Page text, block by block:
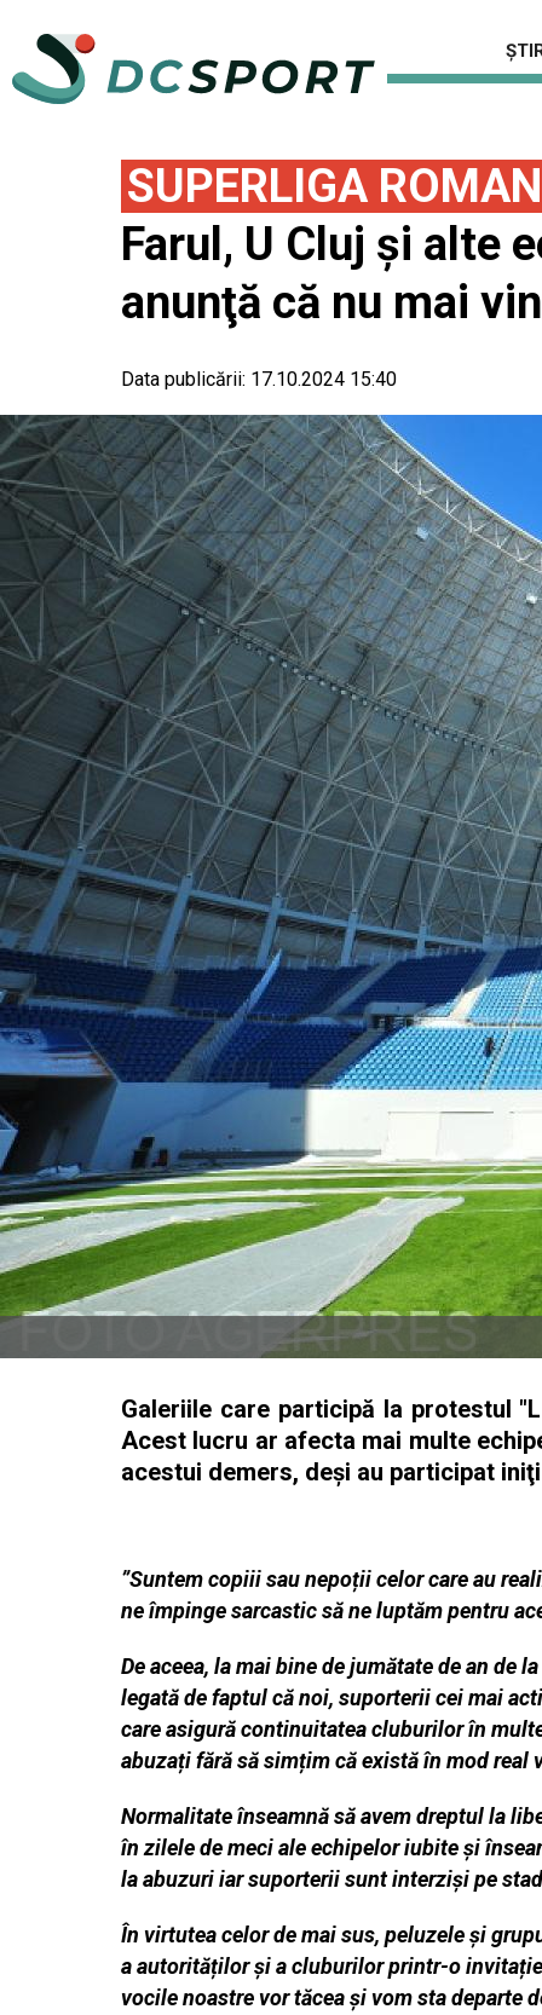
SUPERLIGA
Farul, U Cluj şi alte
anunţă că nu mai
Data publicării: 17.10.2024 15:40
Galeriile care participă la protestul
Acest lucru ar afecta mai multe
acestui demers, deşi au participat
”Suntem copiii sau nepoții celor care au
ne împinge sarcastic să ne luptăm pentru
De aceea, la mai bine de jumătate de an de
legată de faptul că noi, suporterii cei mai
care asigură continuitatea cluburilor în
abuzați fără să simțim că există în mod real
Normalitate înseamnă să avem dreptul la
în zilele de meci ale echipelor iubite și
la abuzuri iar suporterii sunt interziși pe
În virtutea celor de mai sus, peluzele și
a autorităților și a cluburilor printr-o invitație
vocile noastre vor tăcea și vom sta departe